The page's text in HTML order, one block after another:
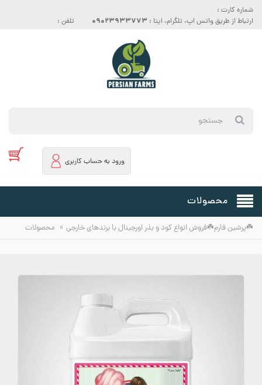
شماره کارت :
ارتباط از طریق واتس اپ، تلگرام، ایتا : 09023933773 تلفن :
ورود به حساب کاربری
محصولات
☘️پرشین فارم☘️فروش انواع کود و بذر اورجینال با برندهای خارجی » محصولات